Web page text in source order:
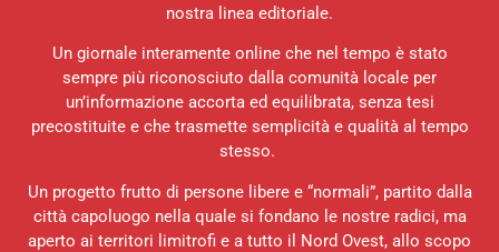
nostra linea editoriale.
Un giornale interamente online che nel tempo è stato
sempre più riconosciuto dalla comunità locale per
un’informazione accorta ed equilibrata, senza tesi
precostituite e che trasmette semplicità e qualità al tempo
stesso.
Un progetto frutto di persone libere e “normali”, partito dalla
città capoluogo nella quale si fondano le nostre radici, ma
aperto ai territori limitrofi e a tutto il Nord Ovest, allo scopo